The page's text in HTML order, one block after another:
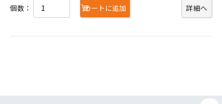
詳細へ
個数： カートに追加